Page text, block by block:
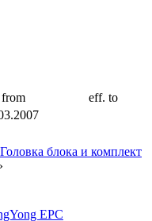
eff. to
Головка блока и комплект
EPC